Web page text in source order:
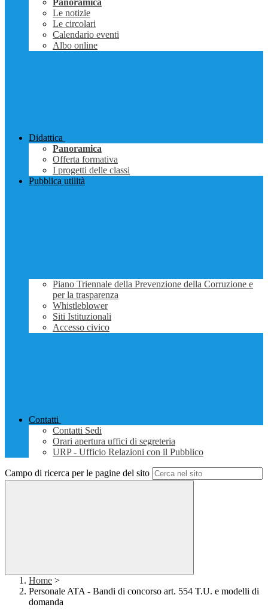
Panoramica
Le notizie
Le circolari
Calendario eventi
Albo online
Didattica
Panoramica
Offerta formativa
I progetti delle classi
Pubblica utilità
Piano Triennale della Prevenzione della Corruzione e
per la trasparenza
Whistleblower
Siti Istituzionali
Accesso civico
Contatti
Contatti Sedi
Orari apertura uffici di segreteria
URP - Ufficio Relazioni con il Pubblico
Campo di ricerca per le pagine del sito
Home >
Personale ATA - Bandi di concorso art. 554 T.U. e modelli di
domanda